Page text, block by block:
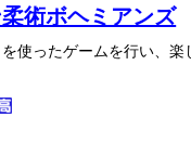
術ボヘミアンズ
使ったゲームを行い、楽